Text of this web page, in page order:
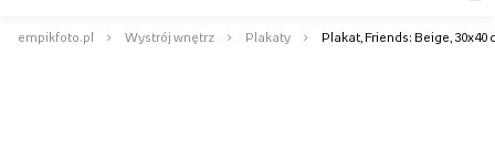
empikfoto.pl Wystrój wnętrz Plakaty Plakat, Friends: Beige, 30x40